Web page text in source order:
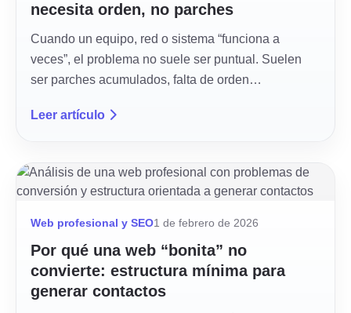
necesita orden, no parches
Cuando un equipo, red o sistema “funciona a
veces”, el problema no suele ser puntual. Suelen
ser parches acumulados, falta de orden…
Leer artículo
Web profesional y SEO1 de febrero de 2026
Por qué una web “bonita” no
convierte: estructura mínima para
generar contactos